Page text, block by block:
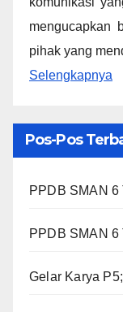
mengucapkan
pihak yang
Selengkapnya
Pos-Pos
PPDB SMAN
PPDB SMAN
Gelar Karya